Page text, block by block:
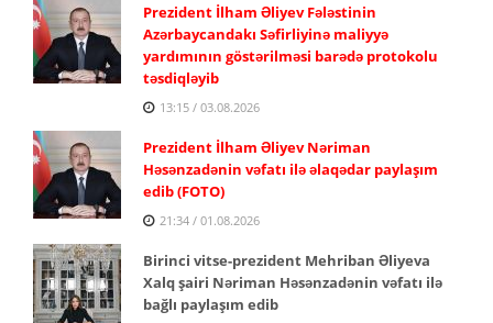
Prezident İlham Əliyev Fələstinin
Azərbaycandakı Səfirliyinə maliyyə
yardımının göstərilməsi barədə protokolu
təsdiqləyib
13:15 / 03.08.2026
Prezident İlham Əliyev Nəriman
Həsənzadənin vəfatı ilə əlaqədar paylaşım
edib (FOTO)
21:34 / 01.08.2026
Birinci vitse-prezident Mehriban Əliyeva
Xalq şairi Nəriman Həsənzadənin vəfatı ilə
bağlı paylaşım edib